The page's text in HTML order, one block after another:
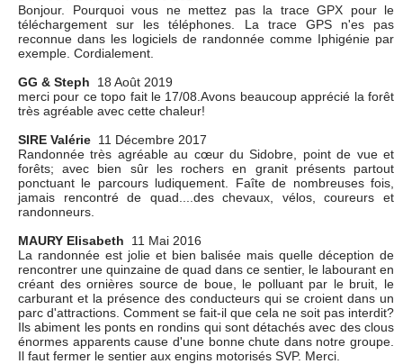
Bonjour. Pourquoi vous ne mettez pas la trace GPX pour le
téléchargement sur les téléphones. La trace GPS n'es pas
reconnue dans les logiciels de randonnée comme Iphigénie par
exemple. Cordialement.
GG & Steph
18 Août 2019
merci pour ce topo fait le 17/08.Avons beaucoup apprécié la forêt
très agréable avec cette chaleur!
SIRE Valérie 11 Décembre 2017
Randonnée très agréable au cœur du Sidobre, point de vue et
forêts; avec bien sûr les rochers en granit présents partout
ponctuant le parcours ludiquement. Faîte de nombreuses fois,
jamais rencontré de quad....des chevaux, vélos, coureurs et
randonneurs.
MAURY Elisabeth
11 Mai 2016
La randonnée est jolie et bien balisée mais quelle déception de
rencontrer une quinzaine de quad dans ce sentier, le labourant en
créant des ornières source de boue, le polluant par le bruit, le
carburant et la présence des conducteurs qui se croient dans un
parc d'attractions. Comment se fait-il que cela ne soit pas interdit?
Ils abiment les ponts en rondins qui sont détachés avec des clous
énormes apparents cause d'une bonne chute dans notre groupe.
Il faut fermer le sentier aux engins motorisés SVP. Merci.